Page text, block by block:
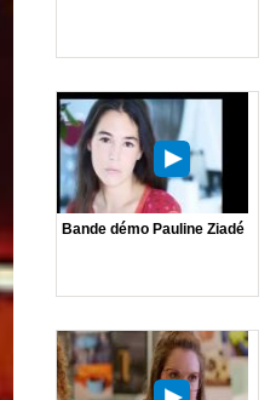
Bande démo Pauline Ziadé